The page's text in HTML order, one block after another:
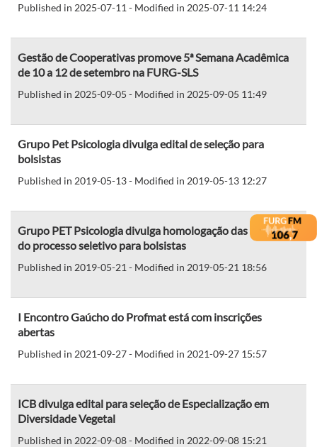
Published in 2025-07-11 - Modified in 2025-07-11 14:24
Gestão de Cooperativas promove 5ª Semana Acadêmica
de 10 a 12 de setembro na FURG-SLS
Published in 2025-09-05 - Modified in 2025-09-05 11:49
Grupo Pet Psicologia divulga edital de seleção para
bolsistas
Published in 2019-05-13 - Modified in 2019-05-13 12:27
Grupo PET Psicologia divulga homologação das inscrições
do processo seletivo para bolsistas
Published in 2019-05-21 - Modified in 2019-05-21 18:56
I Encontro Gaúcho do Profmat está com inscrições
abertas
Published in 2021-09-27 - Modified in 2021-09-27 15:57
ICB divulga edital para seleção de Especialização em
Diversidade Vegetal
Published in 2022-09-08 - Modified in 2022-09-08 15:21